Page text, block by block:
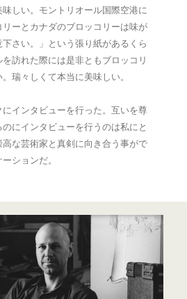
しい。モントリオール国際空港に
ーとカナダのブロッコリーは味が
さい。」という張り紙があるくら
訪れた際には是非ともブロッコリ
瑞々しくて本当に美味しい。
インタビューを行った。互いを尊
にインタビューを行うのは私にと
高な芸術家と真剣に向き合う事がで
ションだ。